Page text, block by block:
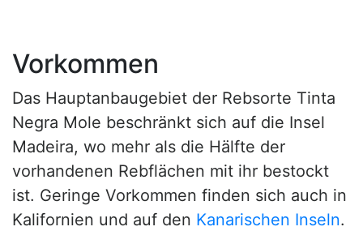
Vorkommen
Das Hauptanbaugebiet der Rebsorte Tinta
Negra Mole beschränkt sich auf die Insel
Madeira, wo mehr als die Hälfte der
vorhandenen Rebflächen mit ihr bestockt
ist. Geringe Vorkommen finden sich auch in
Kalifornien und auf den Kanarischen Inseln.